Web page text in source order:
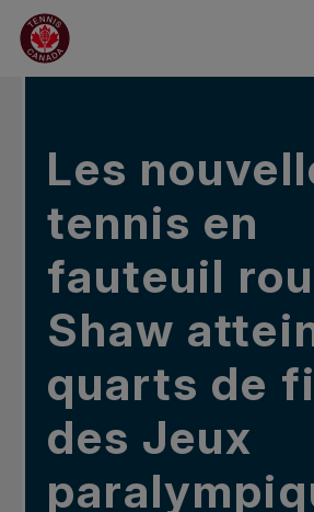
Sauter au menu principal
Sauter au contenu principal
Sauter au pied de page
DANS LES NOUVELLES
Les
tennis en
fauteuil
Shaw
quarts de
des Jeux